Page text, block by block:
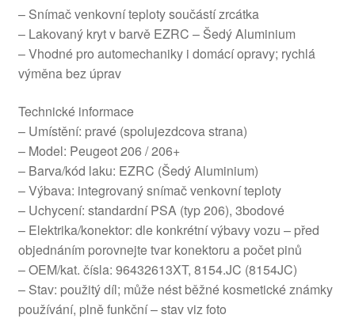
– Snímač venkovní teploty součástí zrcátka
– Lakovaný kryt v barvě EZRC – Šedý Aluminium
– Vhodné pro automechaniky i domácí opravy; rychlá
výměna bez úprav
Technické informace
– Umístění: pravé (spolujezdcova strana)
– Model: Peugeot 206 / 206+
– Barva/kód laku: EZRC (Šedý Aluminium)
– Výbava: integrovaný snímač venkovní teploty
– Uchycení: standardní PSA (typ 206), 3bodové
– Elektrika/konektor: dle konkrétní výbavy vozu – před
objednáním porovnejte tvar konektoru a počet pinů
– OEM/kat. čísla: 96432613XT, 8154.JC (8154JC)
– Stav: použitý díl; může nést běžné kosmetické známky
používání, plně funkční – stav viz foto